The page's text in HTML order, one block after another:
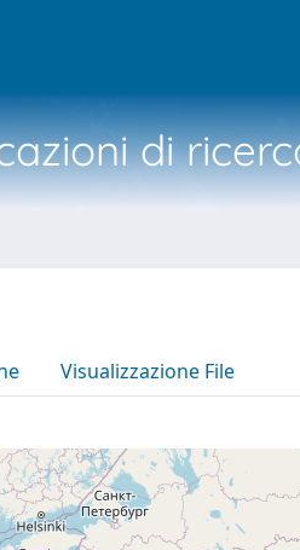
di
Visualizzazione File